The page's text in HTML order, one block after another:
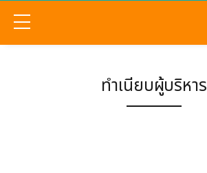
ทำเนียบผู้บริหาร